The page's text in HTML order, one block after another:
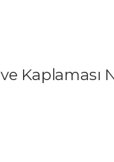
ve Kaplaması